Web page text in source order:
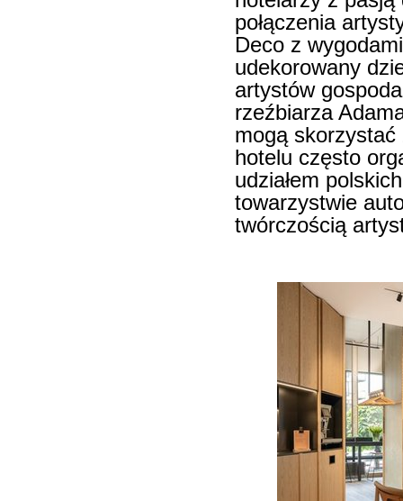
połączenia
Deco z
udekorowany
artystów
rzeźbiarza
mogą
hotelu często
udziałem
towarzystwie
twórczością